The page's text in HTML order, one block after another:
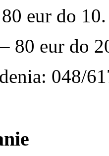
eur do
80 eur do
048/